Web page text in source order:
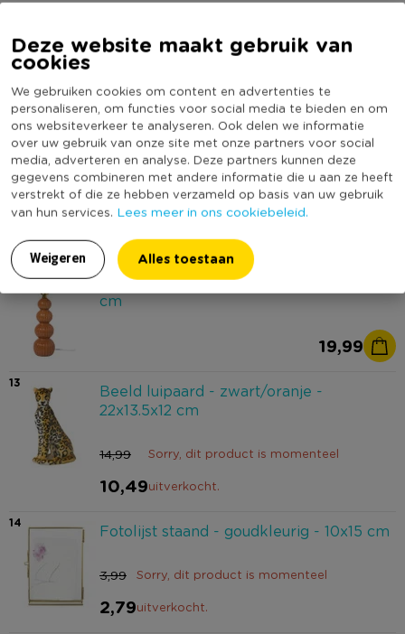
Deze website maakt gebruik van
cookies
We gebruiken cookies om content en advertenties te
personaliseren, om functies voor social media te bieden en om
ons websiteverkeer te analyseren. Ook delen we informatie
over uw gebruik van onze site met onze partners voor social
media, adverteren en analyse. Deze partners kunnen deze
gegevens combineren met andere informatie die u aan ze heeft
verstrekt of die ze hebben verzameld op basis van uw gebruik
van hun services. Lees meer in ons cookiebeleid.
Weigeren Alles toestaan
cm
9,99
5,00
Sorry, dit product is momenteel
uitverkocht.
11
Lampenkap taps klein - roze -
ø23x14 cm
12
Lampvoet bollen - rood - ø8.5x30
cm
19,99
13
Beeld luipaard - zwart/oranje -
22x13.5x12 cm
14,99
10,49
Sorry, dit product is momenteel
uitverkocht.
14 Fotolijst staand - goudkleurig - 10x15 cm
3,99
2,79
Sorry, dit product is momenteel
uitverkocht.